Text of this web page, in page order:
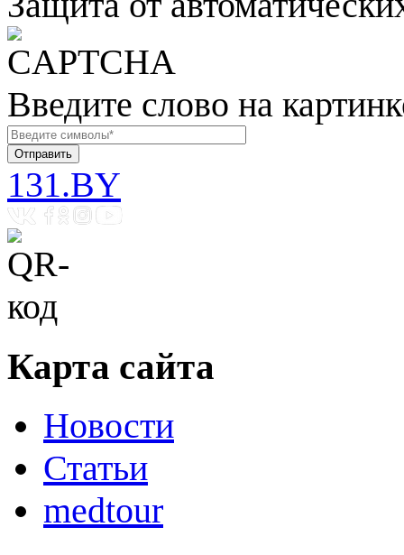
Введите слово на
131.BY
Карта сайта
Новости
Статьи
medtour